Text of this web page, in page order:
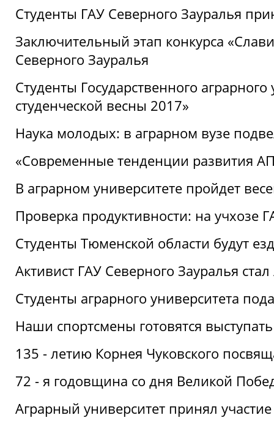
Студенты ГАУ Северного Зауралья
Заключительный этап конкурса
Северного Зауралья
Студенты Государственного
студенческой весны 2017»
Наука молодых: в аграрном вузе
«Современные тенденции развития
В аграрном университете пройдет
Проверка продуктивности: на учхозе
Студенты Тюменской области будут
Активист ГАУ Северного Зауралья
Студенты аграрного университета
Наши спортсмены готовятся
135 - летию Корнея Чуковского
72 - я годовщина со дня Великой
Аграрный университет принял